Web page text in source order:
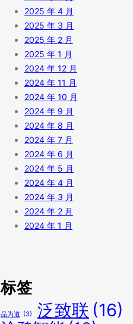
2025 年 4 月
2025 年 3 月
2025 年 2 月
2025 年 1 月
2024 年 12 月
2024 年 11 月
2024 年 10 月
2024 年 9 月
2024 年 8 月
2024 年 7 月
2024 年 6 月
2024 年 5 月
2024 年 4 月
2024 年 3 月
2024 年 2 月
2024 年 1 月
标签
品为道 (3) 泛致联 (16)